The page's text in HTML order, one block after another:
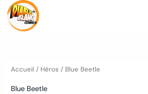
Aller
contenu
Accueil / Héros / Blue Beetle
Blue Beetle